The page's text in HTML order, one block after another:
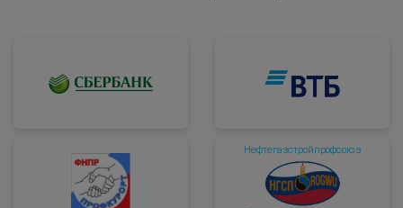
Нефтегазстройпрофсоюз